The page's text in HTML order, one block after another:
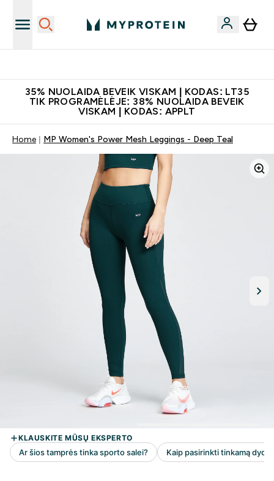
35% NUOLAIDA BEVEIK VISKAM | KODAS: LT35
TIK PROGRAMĖLĖJE: 38% NUOLAIDA BEVEIK
VISKAM | KODAS: APPLT
Home MP Women's Power Mesh Leggings - Deep Teal